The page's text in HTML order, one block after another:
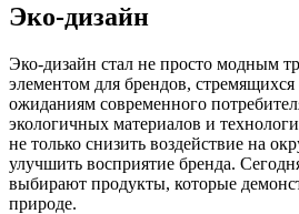
Эко-дизайн
Эко-дизайн стал не просто модным
элементом для брендов, стремящихся
ожиданиям современного
экологичных материалов и
не только снизить воздействие на
улучшить восприятие бренда.
выбирают продукты, которые
природе.